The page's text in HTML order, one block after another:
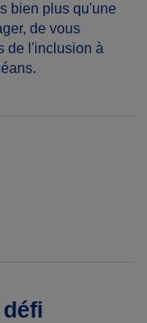
bien plus qu'une
de vous
de l'inclusion à